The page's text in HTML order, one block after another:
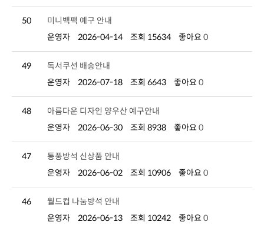
50
미니백팩 예구 안내
운영자
2026-04-14 조회 15634 좋아요 0
49
독서쿠션 배송안내
운영자
2026-07-18 조회 6643 좋아요 0
48
아름다운 디자인 양우산 예구안내
운영자
2026-06-30 조회 8938 좋아요 0
47
통풍방석 신상품 안내
운영자
2026-06-02 조회 10906 좋아요 0
46
월드컵 나눔방석 안내
운영자
2026-06-13 조회 10242 좋아요 0